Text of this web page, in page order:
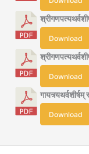
Download
Download
गायत्र्यथर्वशीर्षम्
Download